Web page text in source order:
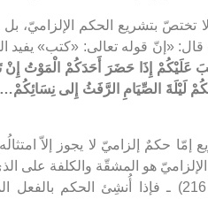
لا تختصّ بتشريع الحكم
قال: «إنّ قوله تعالى: «كتب»
عَلَيْكُمْ إِذَا حَضَرَ أَحَدَكُمْ الْمَوْتُ إِنْ
لَيْلَةَ الصِّيَامِ الرَّفَثُ إِلى نِسَائِكُمْ…
إمّا حكمٌ إلزاميّ لا يجوز إلاّ
الإلزاميّ هو المشقّة والكلفة على
آيةُ القتال (البقرة: 216) ـ فإذا أُنشِئ